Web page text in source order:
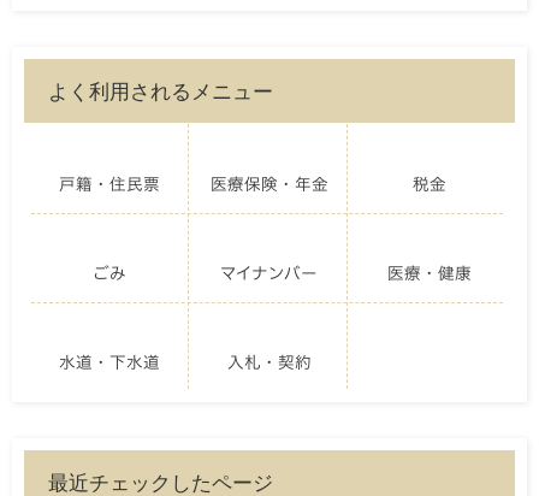
よく利用されるメニュー
戸籍・住民票 医療保険・年金 税金
ごみ マイナンバー 医療・健康
水道・下水道 入札・契約
最近チェックしたページ